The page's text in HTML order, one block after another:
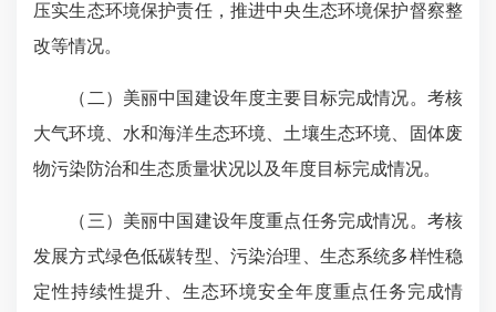
压实生态环境保护责任，推进中央生态环境保护督察整
改等情况。
（二）美丽中国建设年度主要目标完成情况。考核
大气环境、水和海洋生态环境、土壤生态环境、固体废
物污染防治和生态质量状况以及年度目标完成情况。
（三）美丽中国建设年度重点任务完成情况。考核
发展方式绿色低碳转型、污染治理、生态系统多样性稳
定性持续性提升、生态环境安全年度重点任务完成情